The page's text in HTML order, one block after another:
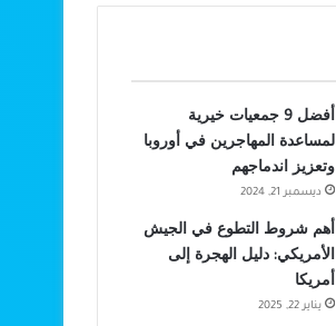
أفضل 9 جمعيات خيرية
لمساعدة المهاجرين في أوروبا
وتعزيز اندماجهم
ديسمبر 21, 2024
أهم شروط التطوع في الجيش
الأمريكي: دليل الهجرة إلى
أمريكا
يناير 22, 2025